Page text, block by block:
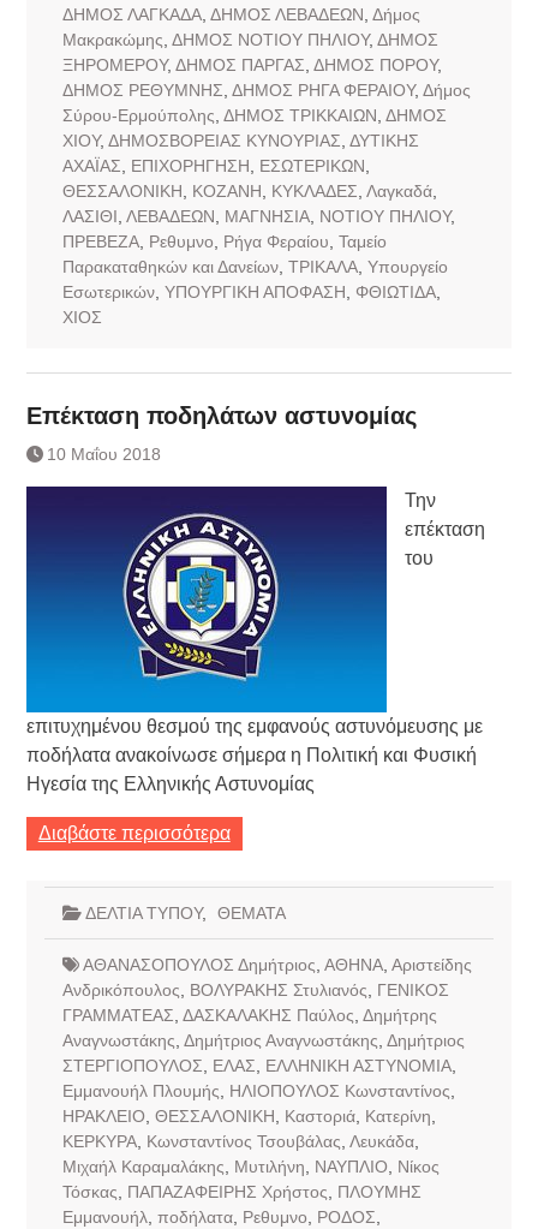
ΔΗΜΟΣ ΛΑΓΚΑΔΑ, ΔΗΜΟΣ ΛΕΒΑΔΕΩΝ Δήμος
Μακρακώμης ΔΗΜΟΣ ΝΟΤΙΟΥ ΠΗΛΙΟΥ, ΔΗΜΟΣ
ΞΗΡΟΜΕΡΟΥ, ΔΗΜΟΣ ΠΑΡΓΑΣ ΔΗΜΟΣ ΠΟΡΟΥ,
ΔΗΜΟΣ ΡΕΘΥΜΝΗΣ ΔΗΜΟΣ ΡΗΓΑ ΦΕΡΑΙΟΥ, Δήμος
Σύρου-Ερμούπολης ΔΗΜΟΣ ΤΡΙΚΚΑΙΩΝ ΔΗΜΟΣ
ΧΙΟΥ, ΔΗΜΟΣΒΟΡΕΙΑΣ ΚΥΝΟΥΡΙΑΣ ΔΥΤΙΚΗΣ
ΑΧΑΪΑΣ
ΕΠΙΧΟΡΗΓΗΣΗ ΕΣΩΤΕΡΙΚΩΝ
ΘΕΣΣΑΛΟΝΙΚΗ
ΚΟΖΑΝΗ ΚΥΚΛΑΔΕΣ Λαγκαδά,
ΛΑΣΙΘΙ ΛΕΒΑΔΕΩΝ ΜΑΓΝΗΣΙΑ, ΝΟΤΙΟΥ ΠΗΛΙΟΥ,
ΠΡΕΒΕΖΑ, Ρεθυμνο Ρήγα Φεραίου Ταμείο
Παρακαταθηκών και Δανείων, ΤΡΙΚΑΛΑ, Υπουργείο
Εσωτερικών, ΥΠΟΥΡΓΙΚΗ ΑΠΟΦΑΣΗ ΦΘΙΩΤΙΔΑ,
ΧΙΟΣ
Επέκταση ποδηλάτων αστυνομίας
10 Μαΐου 2018
Την
επέκταση
του
επιτυχημένου θεσμού της εμφανούς αστυνόμευσης με
ποδήλατα ανακοίνωσε σήμερα η Πολιτική και Φυσική
Ηγεσία της Ελληνικής Αστυνομίας
Διαβάστε περισσότερα
ΔΕΛΤΙΑ ΤΥΠΟΥ, ΘΕΜΑΤΑ
ΑΘΑΝΑΣΟΠΟΥΛΟΣ Δημήτριος ΑΘΗΝΑ, Αριστείδης
Ανδρικόπουλος
ΒΟΛΥΡΑΚΗΣ Στυλιανός
ΓΕΝΙΚΟΣ
ΓΡΑΜΜΑΤΕΑΣ ΔΑΣΚΑΛΑΚΗΣ Παύλος Δημήτρης
Αναγνωστάκης Δημήτριος Αναγνωστάκης Δημήτριος
ΣΤΕΡΓΙΟΠΟΥΛΟΣ
ΕΛΑΣ ΕΛΛΗΝΙΚΗ ΑΣΤΥΝΟΜΙΑ,
Εμμανουήλ Πλουμής
ΗΛΙΟΠΟΥΛΟΣ Κωνσταντίνος
ΗΡΑΚΛΕΙΟ ΘΕΣΣΑΛΟΝΙΚΗ Καστοριά, Κατερίνη
ΚΕΡΚΥΡΑ, Κωνσταντίνος Τσουβάλας Λευκάδα,
Μιχαήλ Καραμαλάκης
Μυτιλήνη ΝΑΥΠΛΙΟ
Νίκος
Τόσκας
ΠΑΠΑΖΑΦΕΙΡΗΣ Χρήστος
ΠΛΟΥΜΗΣ
Εμμανουήλ, ποδήλατα, Ρεθυμνο ΡΟΔΟΣ